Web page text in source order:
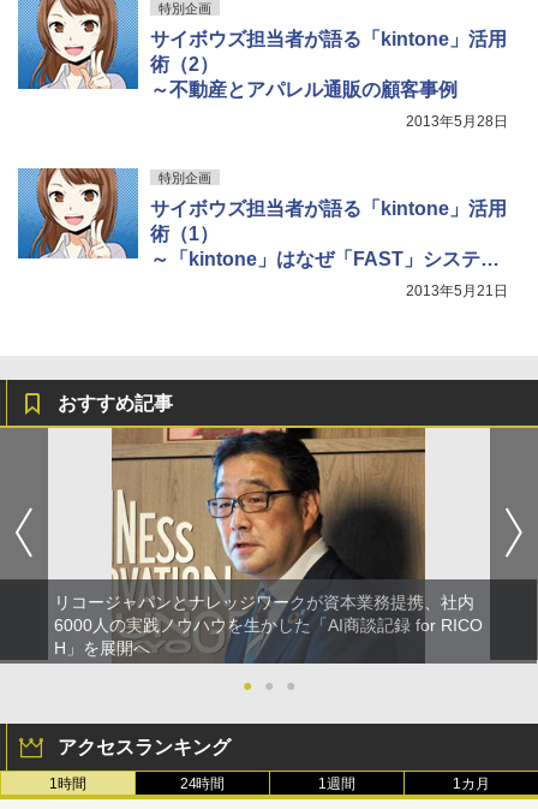
特別企画
サイボウズ担当者が語る「kintone」活用
術（2）
～不動産とアパレル通販の顧客事例
2013年5月28日
特別企画
サイボウズ担当者が語る「kintone」活用
術（1）
～「kintone」はなぜ「FAST」システム
2013年5月21日
おすすめ記事
リコージャパンとナレッジワークが資本業務提携、社内
6000人の実践ノウハウを生かした「AI商談記録 for RICO
H」を展開へ
●
● ●
アクセスランキング
1時間 24時間 1週間 1カ月